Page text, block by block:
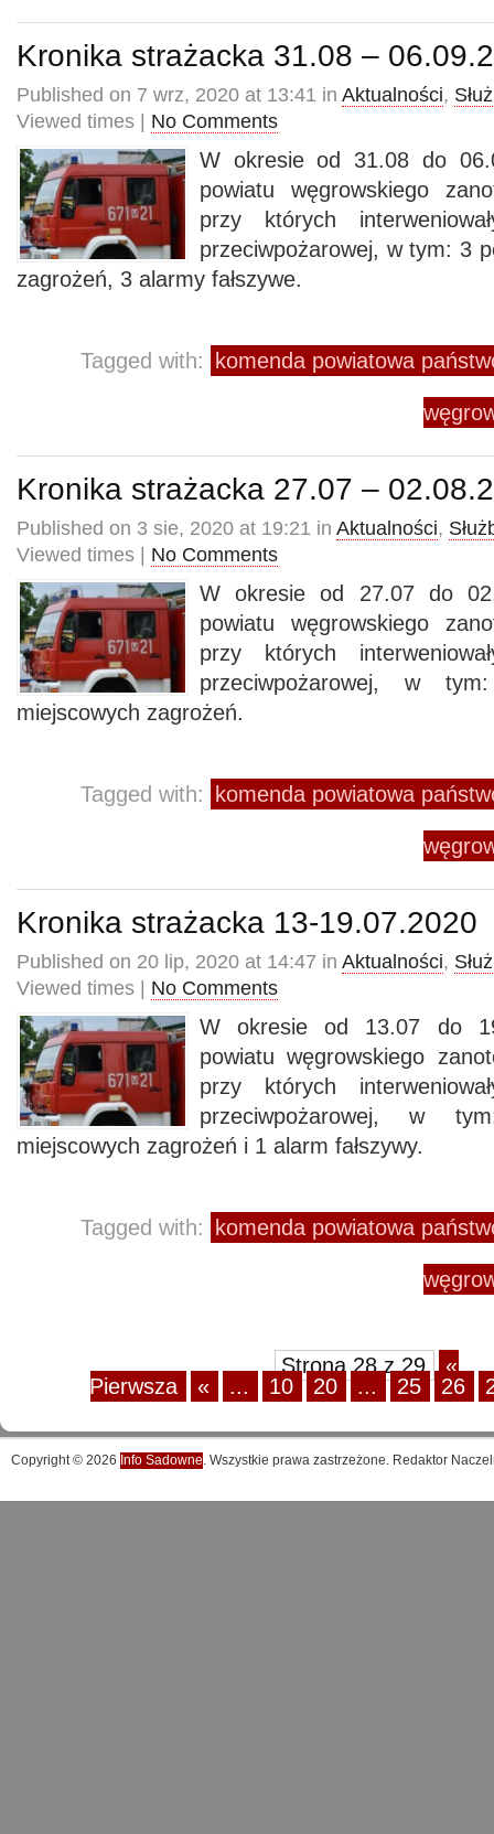
Kronika strażacka 31.08 –
Published on 7 wrz, 2020 at 13:41 in Aktualności,
Viewed times | No Comments
W okresie od 31.08 do
powiatu węgrowskiego
przy których
przeciwpożarowej, w tym: 3
zagrożeń, 3 alarmy fałszywe.
Tagged with: komenda powiatowa
Kronika strażacka 27.07 –
Published on 3 sie, 2020 at 19:21 in Aktualności,
Viewed times | No Comments
W okresie od 27.07 do
powiatu węgrowskiego
przy których
przeciwpożarowej, w
miejscowych zagrożeń.
Tagged with: komenda powiatowa
Kronika strażacka 13-19.07.2020
Published on 20 lip, 2020 at 14:47 in Aktualności,
Viewed times | No Comments
W okresie od 13.07 do
powiatu węgrowskiego
przy których
przeciwpożarowej, w
miejscowych zagrożeń i 1 alarm fałszywy.
Tagged with: komenda powiatowa
Strona 28 z 29
«
Pierwsza
« ... 10 20 ... 25 26
Copyright © 2026 Info Sadowne. Wszystkie prawa zastrzeżone. Redaktor